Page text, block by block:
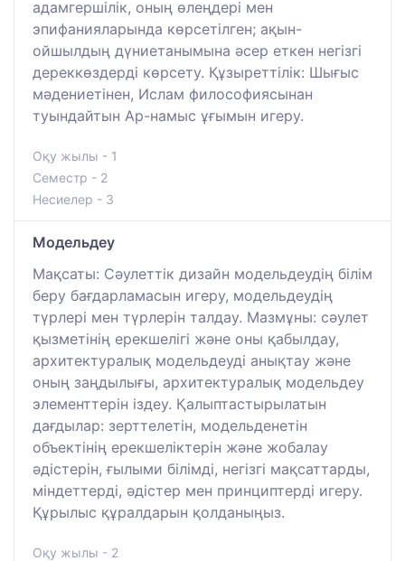
адамгершілік, оның өлеңдері мен
эпифанияларында көрсетілген; ақын-
ойшылдың дүниетанымына әсер еткен негізгі
дереккөздерді көрсету. Құзыреттілік: Шығыс
мәдениетінен, Ислам философиясынан
туындайтын Ар-намыс ұғымын игеру.
Оқу жылы - 1
Семестр - 2
Несиелер - 3
Модельдеу
Мақсаты: Сәулеттік дизайн модельдеудің білім
беру бағдарламасын игеру, модельдеудің
түрлері мен түрлерін талдау. Мазмұны: сәулет
қызметінің ерекшелігі және оны қабылдау,
архитектуралық модельдеуді анықтау және
оның заңдылығы, архитектуралық модельдеу
элементтерін іздеу. Қалыптастырылатын
дағдылар: зерттелетін, модельденетін
объектінің ерекшеліктерін және жобалау
әдістерін, ғылыми білімді, негізгі мақсаттарды,
міндеттерді, әдістер мен принциптерді игеру.
Құрылыс құралдарын қолданыңыз.
Оқу жылы - 2